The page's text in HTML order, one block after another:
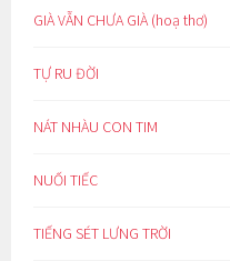
GIÀ VẪN CHƯA GIÀ (hoạ thơ)
TỰ RU ĐỜI
NÁT NHÀU CON TIM
NUỐI TIẾC
TIẾNG SÉT LƯNG TRỜI